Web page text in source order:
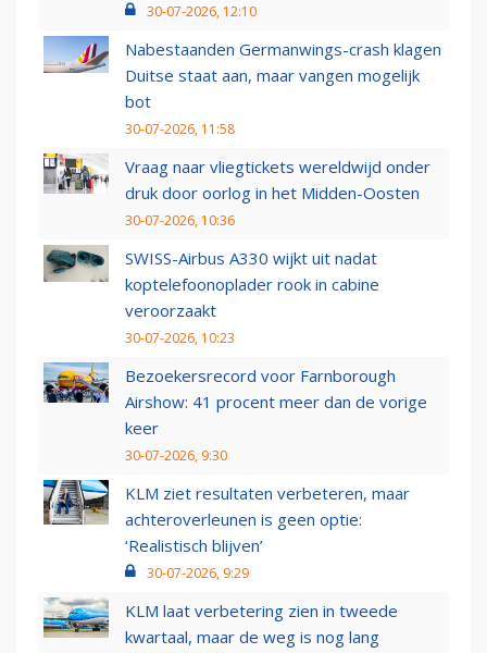
30-07-2026, 12:10
Nabestaanden Germanwings-crash klagen
Duitse staat aan, maar vangen mogelijk
bot
30-07-2026, 11:58
Vraag naar vliegtickets wereldwijd onder
druk door oorlog in het Midden-Oosten
30-07-2026, 10:36
SWISS-Airbus A330 wijkt uit nadat
koptelefoonoplader rook in cabine
veroorzaakt
30-07-2026, 10:23
Bezoekersrecord voor Farnborough
Airshow: 41 procent meer dan de vorige
keer
30-07-2026, 9:30
KLM ziet resultaten verbeteren, maar
achteroverleunen is geen optie:
‘Realistisch blijven’
30-07-2026, 9:29
KLM laat verbetering zien in tweede
kwartaal, maar de weg is nog lang